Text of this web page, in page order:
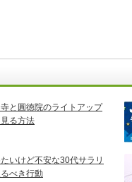
と圓徳院のライトアップ
る方法
いけど不安な30代サラリ
べき行動